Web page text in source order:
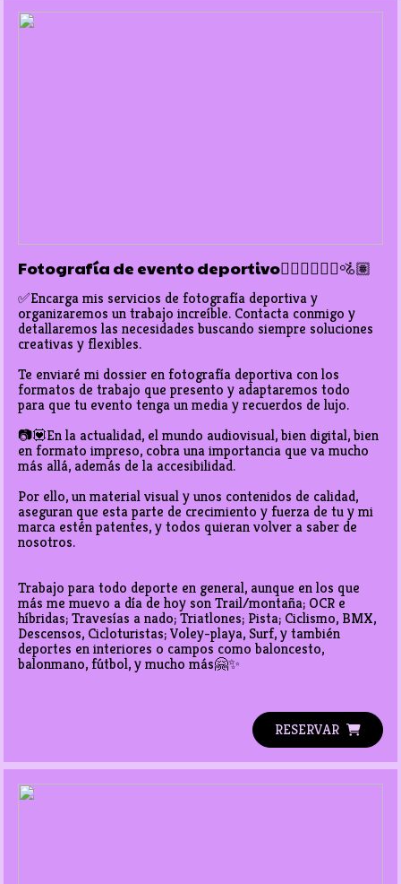
Fotografía de evento deportivo🏃🏽‍♀️🤾🏽‍♂️🚵🏽
✅Encarga mis servicios de fotografía deportiva y
organizaremos un trabajo increíble. Contacta conmigo y
detallaremos las necesidades buscando siempre soluciones
creativas y flexibles.
Te enviaré mi dossier en fotografía deportiva con los
formatos de trabajo que presento y adaptaremos todo
para que tu evento tenga un media y recuerdos de lujo.
📷💟En la actualidad, el mundo audiovisual, bien digital, bien
en formato impreso, cobra una importancia que va mucho
más allá, además de la accesibilidad.
Por ello, un material visual y unos contenidos de calidad,
aseguran que esta parte de crecimiento y fuerza de tu y mi
marca estén patentes, y todos quieran volver a saber de
nosotros.
Trabajo para todo deporte en general, aunque en los que
más me muevo a día de hoy son Trail/montaña; OCR e
híbridas; Travesías a nado; Triatlones; Pista; Ciclismo, BMX,
Descensos, Cicloturistas; Voley-playa, Surf, y también
deportes en interiores o campos como baloncesto,
balonmano, fútbol, y mucho más🤗✨
RESERVAR